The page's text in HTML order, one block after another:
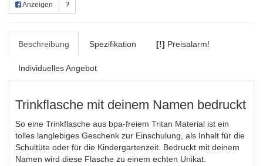
Anzeigen ?
Beschreibung Spezifikation [!] Preisalarm!
Individuelles Angebot
Trinkflasche mit deinem Namen bedruckt
So eine Trinkflasche aus bpa-freiem Tritan Material ist ein
tolles langlebiges Geschenk zur Einschulung, als Inhalt für die
Schultüte oder für die Kindergartenzeit. Bedruckt mit deinem
Namen wird diese Flasche zu einem echten Unikat.